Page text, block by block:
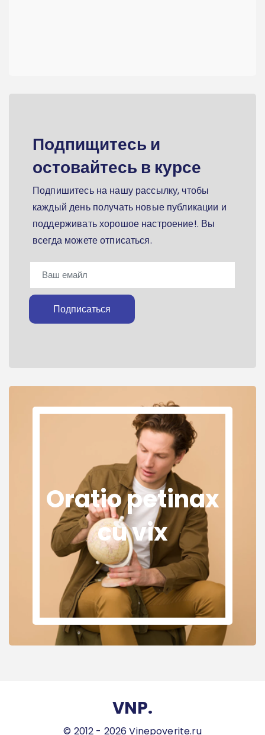
Подпищитесь и
остовайтесь в курсе
Подпишитесь на нашу рассылку, чтобы
каждый день получать новые публикации и
поддерживать хорошое настроение!. Вы
всегда можете отписаться.
Подписаться
Oratio petinax
cu vix
VNP.
© 2012 - 2026 Vinepoverite.ru